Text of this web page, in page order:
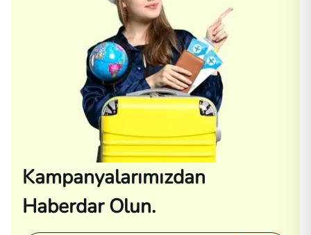
Kampanyalarımızdan
Haberdar Olun.